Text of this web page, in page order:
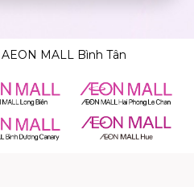
MALL Bình Tân